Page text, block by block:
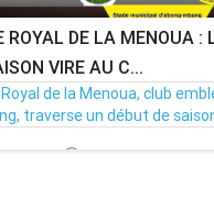
ROYAL DE LA MENOUA :
VIRE AU C...
Royal de la Menoua, club
traverse un début de
24 Par MenouActu